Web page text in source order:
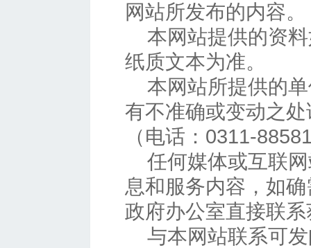
网站所发布的内容。
本网站提供的资
纸质文本为准。
本网站所提供的
有不准确或变动之
（电话：0311-
任何媒体或互联
息和服务内容，如
政府办公室直接联
与本网站联系可